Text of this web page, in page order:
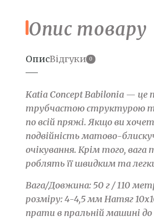
Опис товару
ОписВідгуки 0
Katia Concept Babilonia — це
трубчастою структурою
по всій пряжі. Якщо ви
подвійність матово-
очікування. Крім того,
роблять її швидким та
Вага/Довжина: 50 г / 110
розміру: 4-4,5 мм Натяг
прати в пральній машині